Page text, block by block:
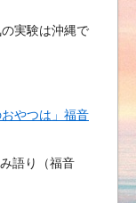
実験は沖縄で
やつは」福音
語り（福音